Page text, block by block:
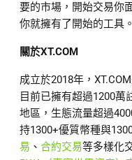
要的市場，開始交易你
你就擁有了開始的工具。
關於XT.COM
成立於2018年，
目前已擁有超過1200萬
地區，生態流量超過
持1300+優質幣種與
易 、 合約交易等多樣化